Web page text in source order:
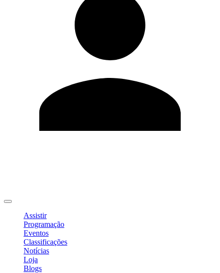
Assistir
Programação
Eventos
Classificações
Notícias
Loja
Blogs